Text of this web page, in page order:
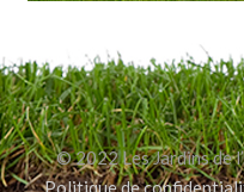
© 2022 Les Jardins de
Politique de